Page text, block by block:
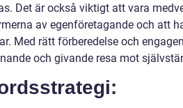
Det är också viktigt att vara
av egenföretagande och att
Med rätt förberedelse och
och givande resa mot